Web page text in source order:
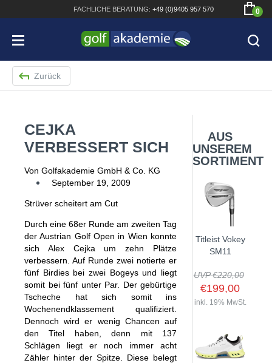
FACHLICHE BERATUNG: +49 (0)9405 957 570 0
Bridgestone JGR Driver 2018
Cobra King F8+ Driver
Titleist Pro V1x mit gratis Schriftaufdruck
Bennington Waterproof QO14 Sport Cartbag
SHOP
GOLFSCHLÄGER
Zurück
CEJKA
VERBESSERT SICH
Von Golfakademie GmbH & Co. KG
September 19, 2009
Strüver scheitert am Cut
Durch eine 68er Runde am zweiten Tag
der Austrian Golf Open in Wien konnte
sich Alex Cejka um zehn Plätze
verbessern. Auf Runde zwei notierte er
fünf Birdies bei zwei Bogeys und liegt
somit bei fünf unter Par. Der gebürtige
Tscheche hat sich somit ins
Wochenendklassement qualifiziert.
Dennoch wird er wenig Chancen auf
den Titel haben, denn mit 137
Schlägen liegt er noch immer acht
Zähler hinter der Spitze. Diese belegt
AUS
UNSEREM
SORTIMENT
Titleist Vokey
SM11
UVP €220,00
€199,00
inkl. 19% MwSt.